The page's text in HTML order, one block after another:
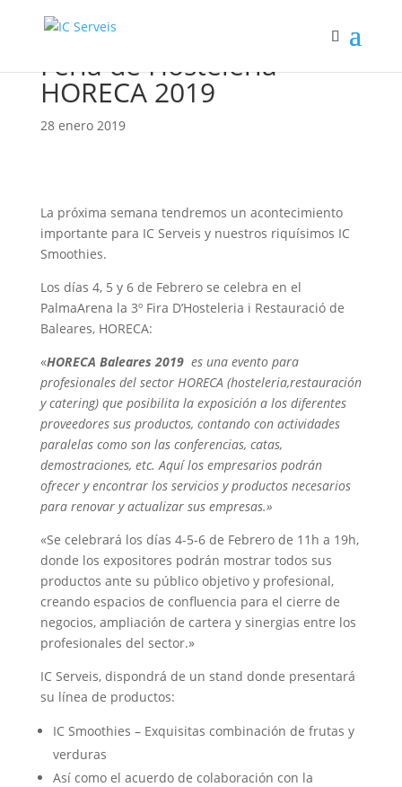
Feria de Hostelería
HORECA 2019
28 enero 2019
La próxima semana tendremos un acontecimiento
importante para IC Serveis y nuestros riquísimos IC
Smoothies.
Los días 4, 5 y 6 de Febrero se celebra en el
PalmaArena la 3º Fira D’Hosteleria i Restauració de
Baleares, HORECA:
«HORECA Baleares 2019 es una evento para
profesionales del sector HORECA (hosteleria,restauración
y catering) que posibilita la exposición a los diferentes
proveedores sus productos, contando con actividades
paralelas como son las conferencias, catas,
demostraciones, etc. Aquí los empresarios podrán
ofrecer y encontrar los servicios y productos necesarios
para renovar y actualizar sus empresas.»
«Se celebrará los días 4-5-6 de Febrero de 11h a 19h,
donde los expositores podrán mostrar todos sus
productos ante su público objetivo y profesional,
creando espacios de confluencia para el cierre de
negocios, ampliación de cartera y sinergias entre los
profesionales del sector.»
IC Serveis, dispondrá de un stand donde presentará
su línea de productos:
IC Smoothies – Exquisitas combinación de frutas y
verduras
Así como el acuerdo de colaboración con la